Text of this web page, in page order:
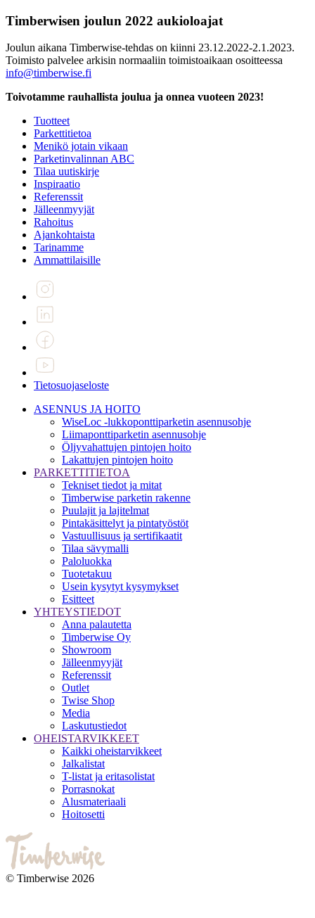
Timberwisen joulun 2022 aukioloajat
Joulun aikana Timberwise-tehdas on kiinni 23.12.2022-2.1.2023.
Toimisto palvelee arkisin normaaliin toimistoaikaan osoitteessa
info@timberwise.fi
Toivotamme rauhallista joulua ja onnea vuoteen 2023!
Tuotteet
Parkettitietoa
Menikö jotain vikaan
Parketinvalinnan ABC
Tilaa uutiskirje
Inspiraatio
Referenssit
Jälleenmyyjät
Rahoitus
Ajankohtaista
Tarinamme
Ammattilaisille
Tietosuojaseloste
ASENNUS JA HOITO
WiseLoc -lukkoponttiparketin asennusohje
Liimaponttiparketin asennusohje
Öljyvahattujen pintojen hoito
Lakattujen pintojen hoito
PARKETTITIETOA
Tekniset tiedot ja mitat
Timberwise parketin rakenne
Puulajit ja lajitelmat
Pintakäsittelyt ja pintatyöstöt
Vastuullisuus ja sertifikaatit
Tilaa sävymalli
Paloluokka
Tuotetakuu
Usein kysytyt kysymykset
Esitteet
YHTEYSTIEDOT
Anna palautetta
Timberwise Oy
Showroom
Jälleenmyyjät
Referenssit
Outlet
Twise Shop
Media
Laskutustiedot
OHEISTARVIKKEET
Kaikki oheistarvikkeet
Jalkalistat
T-listat ja eritasolistat
Porrasnokat
Alusmateriaali
Hoitosetti
© Timberwise 2026